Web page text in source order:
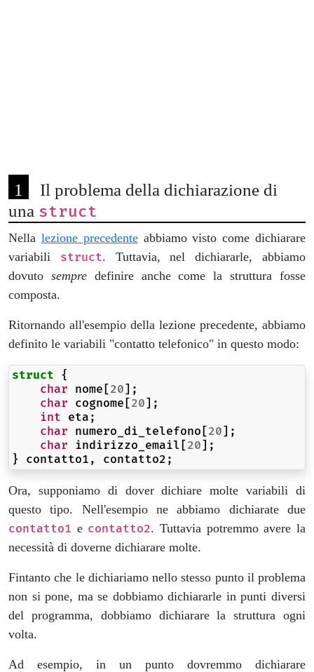
Il problema della dichiarazione di
una struct
Nella lezione precedenteabbiamo visto come dichiarare
variabili struct. Tuttavia, nel dichiararle, abbiamo
dovuto sempredefinire anche come la struttura fosse
composta.
Ritornando all'esempio della lezione precedente, abbiamo
definito le variabili "contatto telefonico" in questo modo:
struct {
char nome [20];
char cognome [20];
int eta ;
char numero_di_telefono [20];
char indirizzo_email [20];
}
contatto1 , contatto2 ;
Ora, supponiamo di dover dichiare molte variabili di
questo tipo. Nell'esempio ne abbiamo dichiarate due
contatto1 e contatto2. Tuttavia potremmo avere la
necessità di doverne dichiarare molte.
Fintanto che le dichiariamo nello stesso punto il problema
non si pone, ma se dobbiamo dichiararle in punti diversi
del programma, dobbiamo dichiarare la struttura ogni
volta.
Ad esempio, in un punto dovremmo dichiarare